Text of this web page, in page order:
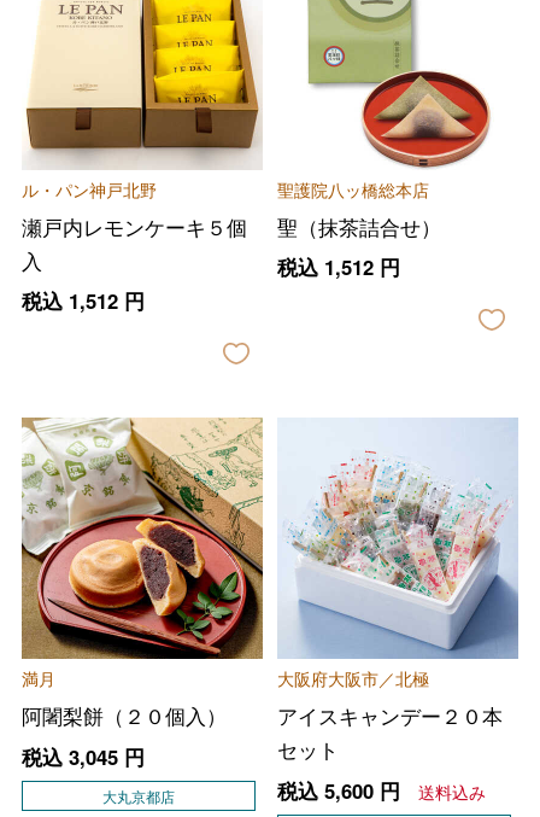
ル・パン神戸北野
瀬戸内レモンケーキ５個
入
税込 1,512円
聖護院八ッ橋総本店
聖（抹茶詰合せ）
税込 1,512円
満月
阿闍梨餅（２０個入）
税込 3,045円
大丸京都店
大阪府大阪市／北極
アイスキャンデー２０本
セット
税込 5,600円 送料込み